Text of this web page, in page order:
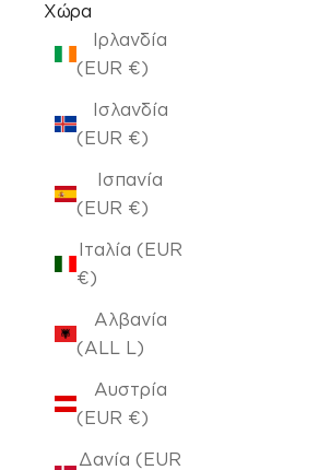
Χώρα
Ιρλανδία
(EUR €)
Ισλανδία
(EUR €)
Ισπανία
(EUR €)
Ιταλία (EUR
€)
Αλβανία
(ALL L)
Αυστρία
(EUR €)
Δανία (EUR